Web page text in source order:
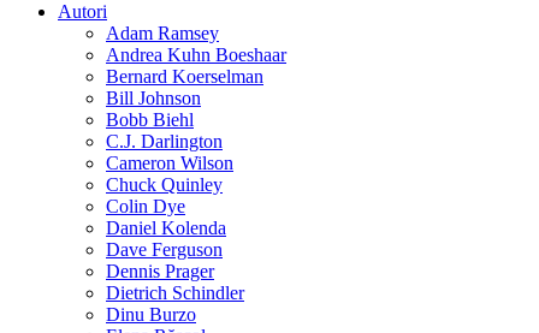
Autori
Adam Ramsey
Andrea Kuhn Boeshaar
Bernard Koerselman
Bill Johnson
Bobb Biehl
C.J. Darlington
Cameron Wilson
Chuck Quinley
Colin Dye
Daniel Kolenda
Dave Ferguson
Dennis Prager
Dietrich Schindler
Dinu Burzo